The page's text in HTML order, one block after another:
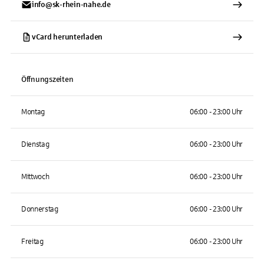
info@sk-rhein-nahe.de
vCard herunterladen
Öffnungszeiten
Montag 06:00 - 23:00 Uhr
Dienstag 06:00 - 23:00 Uhr
Mittwoch 06:00 - 23:00 Uhr
Donnerstag 06:00 - 23:00 Uhr
Freitag 06:00 - 23:00 Uhr